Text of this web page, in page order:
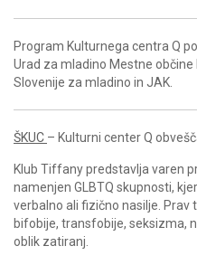
Program Kulturnega centra Q
Urad za mladino Mestne občine
Slovenije za mladino in JAK.
ŠKUC – Kulturni center Q
Klub Tiffany predstavlja varen
namenjen GLBTQ skupnosti,
verbalno ali fizično nasilje.
bifobije, transfobije, seksizma,
oblik zatiranj.